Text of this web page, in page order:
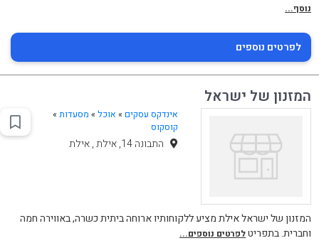
נוסף...
לפרטים נוספים
המזנון של ישראל
אינדקס עסקים » אוכל» מסעדות»
קוסקוס
התבונה 14, אילת , אילת
המזנון של ישראל אילת מציע ללקוחותיו ארוחה ביתית כשרה, באווירה חמה
וחברית. בתפריטלפרטים נוספים...